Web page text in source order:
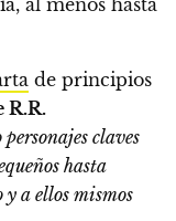
de principios
R.R.
personajes claves
hasta
a ellos mismos